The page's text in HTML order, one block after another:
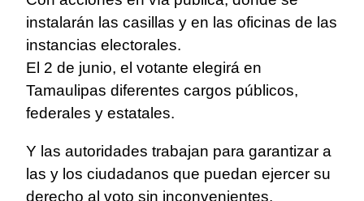
instalarán las casillas y en las oficinas de las
instancias electorales.
El 2 de junio, el votante elegirá en
Tamaulipas diferentes cargos públicos,
federales y estatales.
Y las autoridades trabajan para garantizar a
las y los ciudadanos que puedan ejercer su
derecho al voto sin inconvenientes.